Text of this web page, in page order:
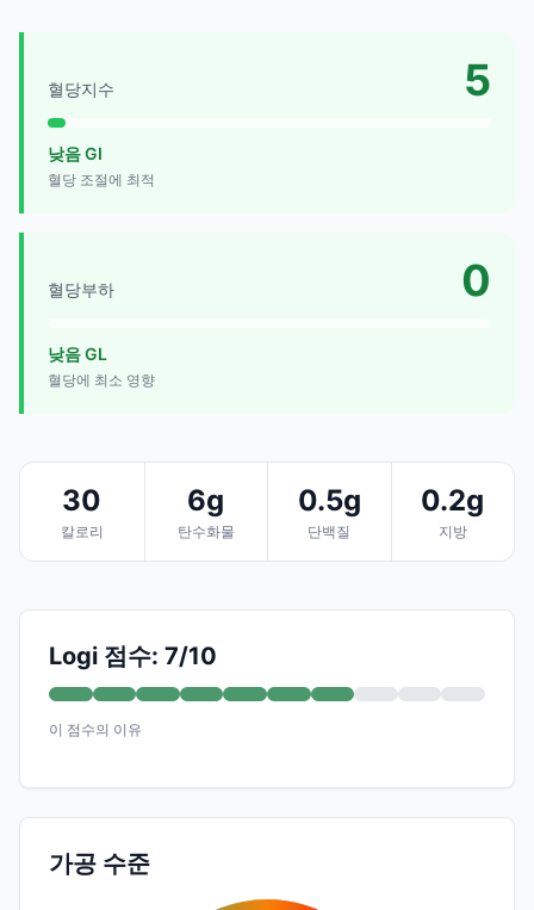
혈당지수 5
낮음 GI
혈당 조절에 최적
혈당부하 0
낮음 GL
혈당에 최소 영향
30
칼로리
6g
탄수화물
0.5g
단백질
0.2g
지방
Logi 점수: 7/10
이 점수의 이유
가공 수준